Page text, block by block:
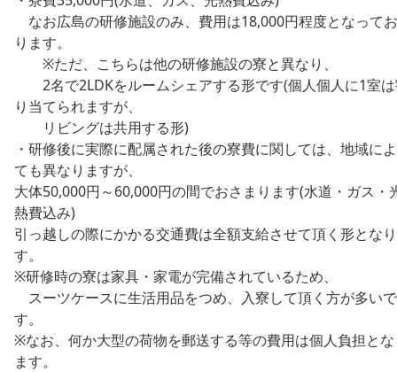
なお広島の研修施設のみ、費用は18,000円程度となってお
ります。
※ただ、こちらは他の研修施設の寮と異なり、
2名で2LDKをルームシェアする形です(個人個人に1室
り当てられますが、
リビングは共用する形)
・研修後に実際に配属された後の寮費に関しては、地域に
ても異なりますが、
大体50,000円～60,000円の間でおさまります(水道・ガス・
熱費込み)
引っ越しの際にかかる交通費は全額支給させて頂く形とな
す。
※研修時の寮は家具・家電が完備されているため、
スーツケースに生活用品をつめ、入寮して頂く方が多いで
す。
※なお、何か大型の荷物を郵送する等の費用は個人負担と
ます。